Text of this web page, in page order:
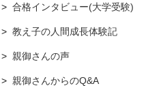
合格インタビュー(大学受験)
教え子の人間成長体験記
親御さんの声
親御さんからのQ&A